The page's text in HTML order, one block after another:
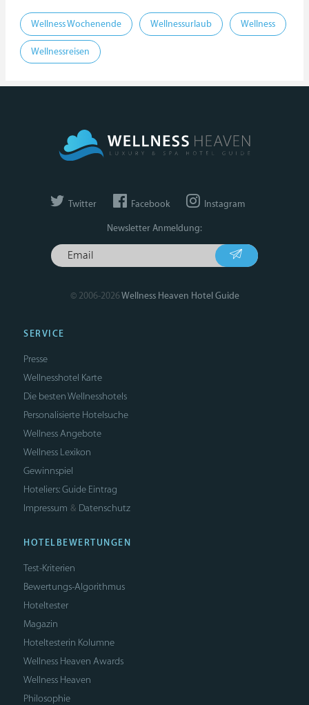
Wellness Wochenende Wellnessurlaub Wellness
Wellnessreisen
Twitter Facebook Instagram
Newsletter Anmeldung:
© 2006-2026Wellness Heaven Hotel Guide
SERVICE
Presse
Wellnesshotel Karte
Die besten Wellnesshotels
Personalisierte Hotelsuche
Wellness Angebote
Wellness Lexikon
Gewinnspiel
Hoteliers: Guide Eintrag
Impressum & Datenschutz
HOTELBEWERTUNGEN
Test-Kriterien
Bewertungs-Algorithmus
Hoteltester
Magazin
Hoteltesterin Kolumne
Wellness Heaven Awards
Wellness Heaven
Philosophie